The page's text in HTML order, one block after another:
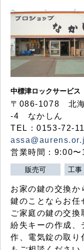
中標津ロックサービス
〒086-1078 北海
-4 なかしん
TEL：0153-72-
営業時間：9:00
販売可 工
お家の鍵の交換か
鍵のことならお任
ご家庭の鍵の交換
紛失キーの作成、
作、電気錠の取り